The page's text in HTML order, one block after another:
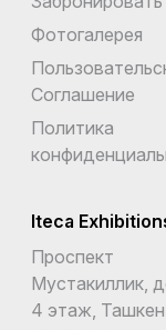
Фотогалерея
Соглашение
Политика
Iteca
Проспект
Мустакиллик,
4 этаж,